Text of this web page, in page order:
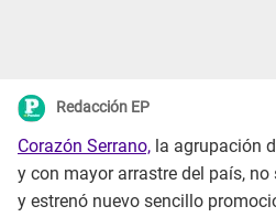
Redacción EP
Corazón Serrano, la agrupación
y con mayor arrastre del país, no
y estrenó nuevo sencillo